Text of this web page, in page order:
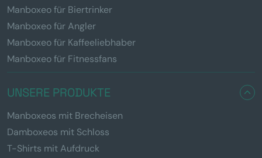
Manboxeo für Biertrinker
Manboxeo für Angler
Manboxeo für Kaffeeliebhaber
Manboxeo für Fitnessfans
UNSERE PRODUKTE
Manboxeos mit Brecheisen
Damboxeos mit Schloss
T-Shirts mit Aufdruck